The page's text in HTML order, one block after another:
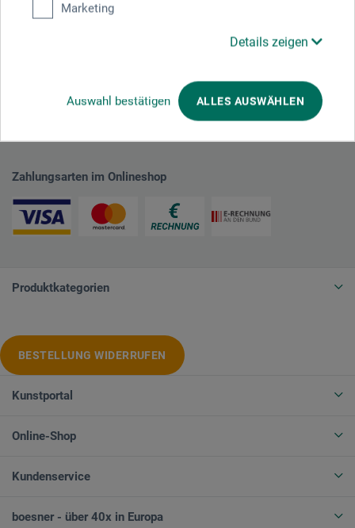
Marketing
Details zeigen
Auswahl bestätigen ALLES AUSWÄHLEN
Zahlungsarten im Onlineshop
Produktkategorien
BESTELLUNG WIDERRUFEN
Kunstportal
Online-Shop
Kundenservice
boesner - über 40x in Europa